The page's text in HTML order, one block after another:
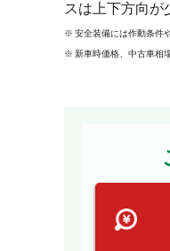
スは上下方向が
安全装備には作動条件
新車時価格、中古車相